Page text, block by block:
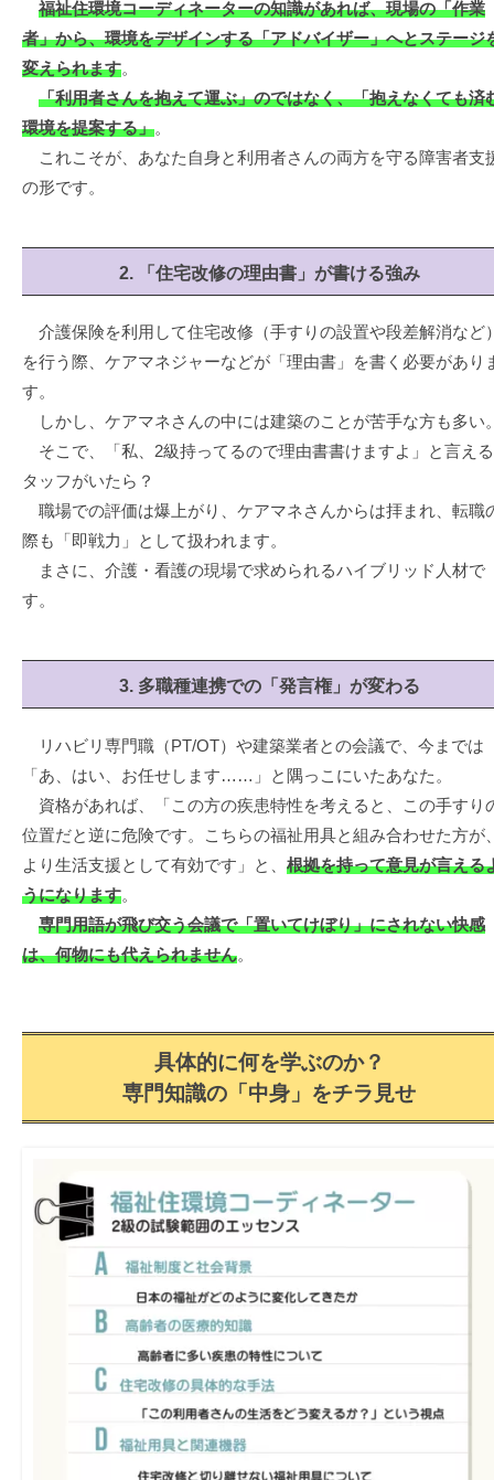
福祉住環境コーディネーターの知識があれば、現場の「作業
者」から、環境をデザインする「アドバイザー」へとステージ
変えられます。
「利用者さんを抱えて運ぶ」のではなく、「抱えなくても済
環境を提案する」。
これこそが、あなた自身と利用者さんの両方を守る障害者支
の形です。
2. 「住宅改修の理由書」が書ける強み
介護保険を利用して住宅改修（手すりの設置や段差解消など
を行う際、ケアマネジャーなどが「理由書」を書く必要があり
す。
しかし、ケアマネさんの中には建築のことが苦手な方も多い
そこで、「私、2級持ってるので理由書書けますよ」と言え
タッフがいたら？
職場での評価は爆上がり、ケアマネさんからは拝まれ、転職
際も「即戦力」として扱われます。
まさに、介護・看護の現場で求められるハイブリッド人材で
す。
3. 多職種連携での「発言権」が変わる
リハビリ専門職（PT/OT）や建築業者との会議で、今までは
「あ、はい、お任せします……」と隅っこにいたあなた。
資格があれば、「この方の疾患特性を考えると、この手すり
位置だと逆に危険です。こちらの福祉用具と組み合わせた方が
より生活支援として有効です」と、 根拠を持って意見が言える
うになります。
専門用語が飛び交う会議で「置いてけぼり」にされない快感
は、何物にも代えられません。
具体的に何を学ぶのか？
専門知識の「中身」をチラ見せ